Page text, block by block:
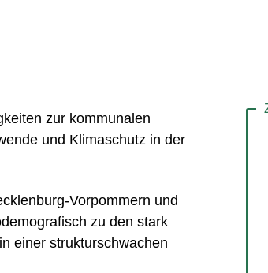
zur kommunalen
und Klimaschutz in der
Vorpommern und
zu den stark
einer strukturschwachen